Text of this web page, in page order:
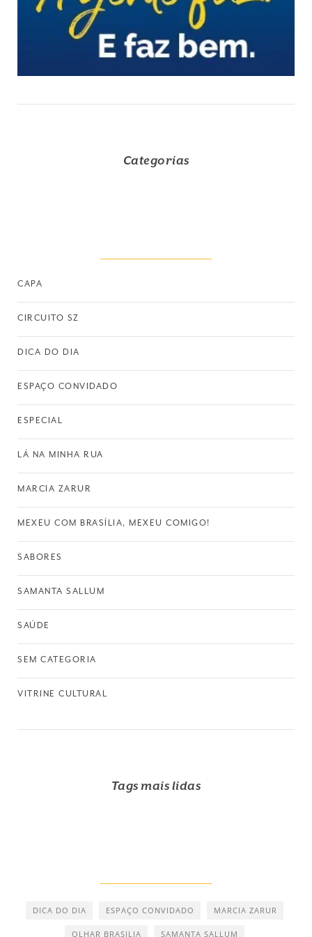
Categorias
CAPA
CIRCUITO SZ
DICA DO DIA
ESPAÇO CONVIDADO
ESPECIAL
LÁ NA MINHA RUA
MARCIA ZARUR
MEXEU COM BRASÍLIA, MEXEU COMIGO!
SABORES
SAMANTA SALLUM
SAÚDE
SEM CATEGORIA
VITRINE CULTURAL
Tags mais lidas
DICA DO DIA ESPAÇO CONVIDADO MARCIA ZARUR
OLHAR BRASILIA SAMANTA SALLUM